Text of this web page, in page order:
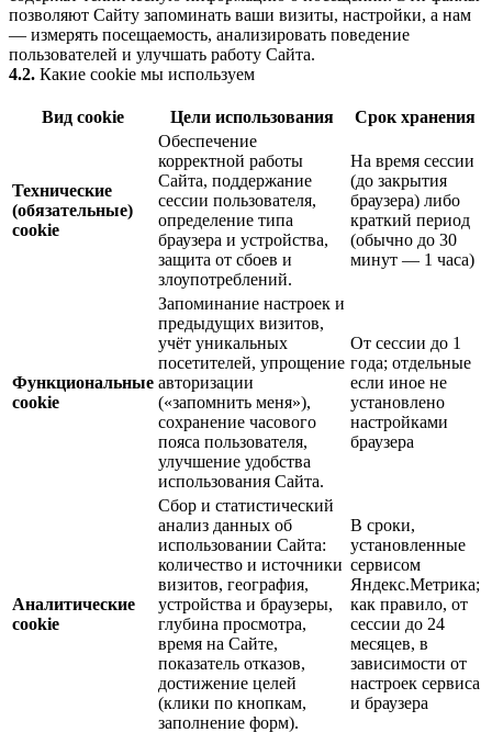
позволяют Сайту запоминать ваши визиты, настройки, а нам
— измерять посещаемость, анализировать поведение
пользователей и улучшать работу Сайта.
4.2. Какие cookie мы используем
Вид cookie Цели использования Срок хранения
Технические
(обязательные)
cookie
Обеспечение
корректной работы
Сайта, поддержание
сессии пользователя,
определение типа
браузера и устройства,
защита от сбоев и
злоупотреблений.
На время сессии
(до закрытия
браузера) либо
краткий период
(обычно до 30
минут — 1 часа)
Функциональные
cookie
Запоминание настроек и
предыдущих визитов,
учёт уникальных
посетителей, упрощение
авторизации
(«запомнить меня»),
сохранение часового
пояса пользователя,
улучшение удобства
использования Сайта.
От сессии до 1
года; отдельные
если иное не
установлено
настройками
браузера
Аналитические
cookie
Сбор и статистический
анализ данных об
использовании Сайта:
количество и источники
визитов, география,
устройства и браузеры,
глубина просмотра,
время на Сайте,
показатель отказов,
достижение целей
(клики по кнопкам,
заполнение форм).
В сроки,
установленные
сервисом
Яндекс.Метрика;
как правило, от
сессии до 24
месяцев, в
зависимости от
настроек сервиса
и браузера